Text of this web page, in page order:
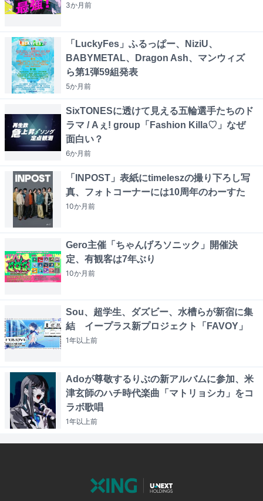
3か月前
「LuckyFes」ふるっぱー、NiziU、
BABYMETAL、Dragon Ash、マンウィズ
ら第1弾59組発表
5か月前
SixTONESに透けて見える五輪選手たちのド
ラマ / Aぇ! group「Fashion Killa♡」なぜ
面白い？
6か月前
「INPOST」表紙にtimeleszの撮り下ろし写
真、フォトコーナーには10周年のわーすた
10か月前
Gero主催「ちゃんげろソニック」開催決
定、有観客は7年ぶり
10か月前
Sou、超学生、ダズビー、水槽らが新宿に集
結 イープラス新プロジェクト「FAVOY」
1年以上前
Adoが尊敬するりぶの新アルバムに参加、米
津玄師のハチ時代楽曲「マトリョシカ」をコ
ラボ歌唱
1年以上前